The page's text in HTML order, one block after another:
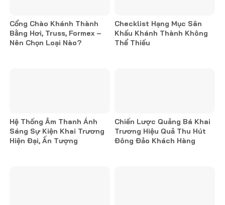
Cổng Chào Khánh Thành
Bằng Hơi, Truss, Formex –
Nên Chọn Loại Nào?
Checklist Hạng Mục Sân
Khấu Khánh Thành Không
Thể Thiếu
Hệ Thống Âm Thanh Ánh
Sáng Sự Kiện Khai Trương
Hiện Đại, Ấn Tượng
Chiến Lược Quảng Bá Khai
Trương Hiệu Quả Thu Hút
Đông Đảo Khách Hàng